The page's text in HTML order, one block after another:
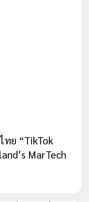
ทย “TikTok
MarTech